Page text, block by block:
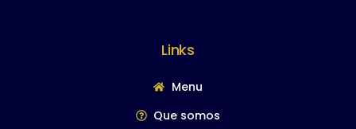
Links
Menu
Que somos